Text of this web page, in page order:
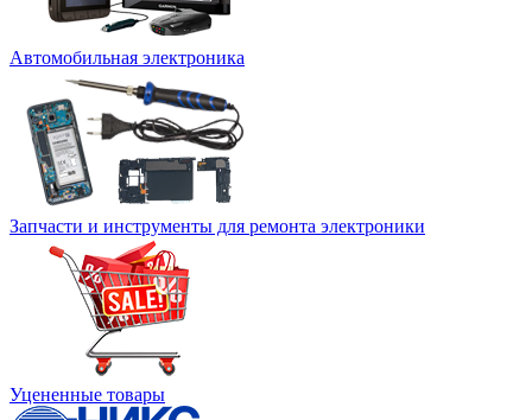
Автомобильная электроника
Запчасти и инструменты для ремонта электроники
Уцененные товары